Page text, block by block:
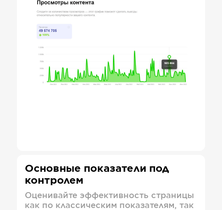
Основные показатели под
контролем
Оценивайте эффективность страницы
как по классическим показателям, так